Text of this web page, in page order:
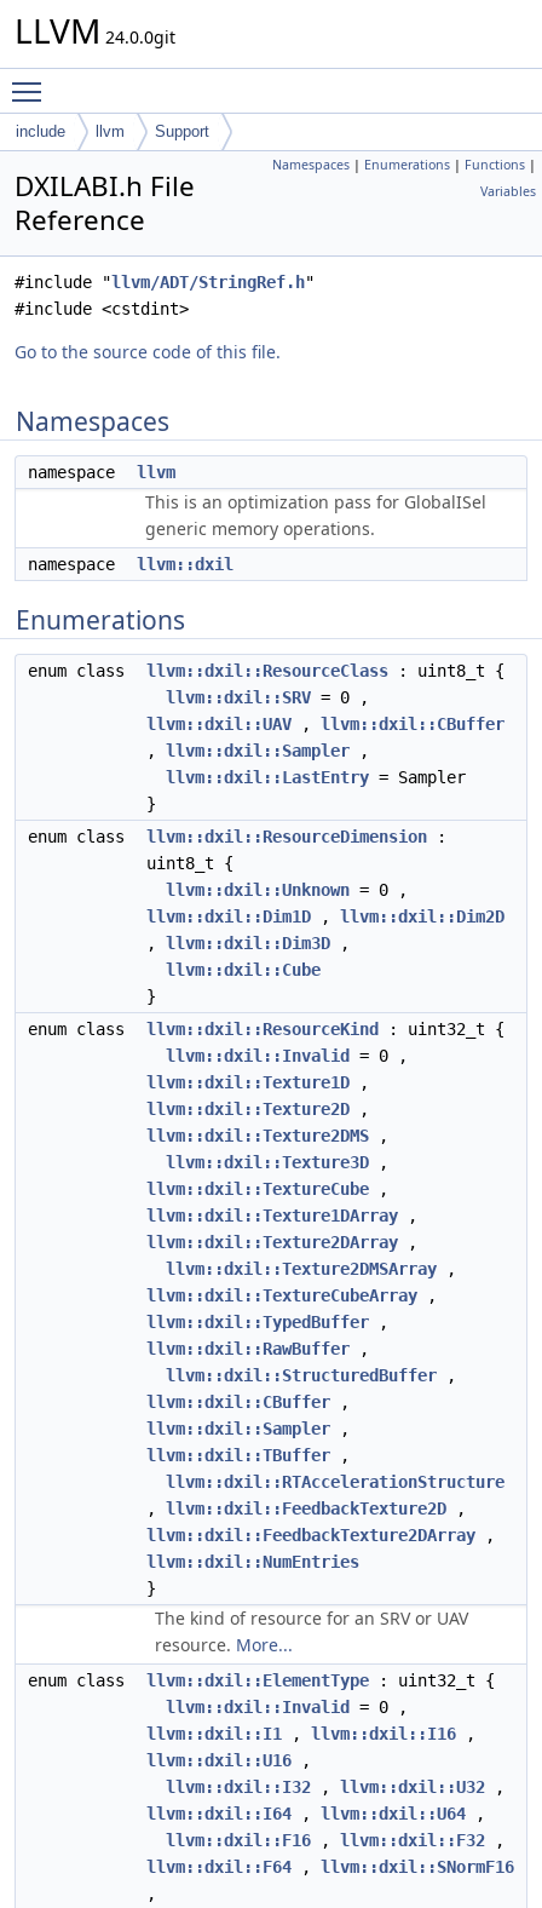
LLVM 24.0.0git
include llvm Support
Namespaces | Enumerations | Functions |
Variables
DXILABI.h File
Reference
#include "llvm/ADT/StringRef.h"
#include <cstdint>
Go to the source code of this file.
Namespaces
namespace llvm
This is an optimization pass for GlobalISel
generic memory operations.
namespace llvm::dxil
Enumerations
enum class llvm::dxil::ResourceClass : uint8_t {
llvm::dxil::SRV = 0 ,
llvm::dxil::UAV , llvm::dxil::CBuffer
, llvm::dxil::Sampler ,
llvm::dxil::LastEntry = Sampler
}
enum class
llvm::dxil::ResourceDimension :
uint8_t {
llvm::dxil::Unknown = 0 ,
llvm::dxil::Dim1D , llvm::dxil::Dim2D
, llvm::dxil::Dim3D ,
llvm::dxil::Cube
}
enum class
llvm::dxil::ResourceKind
: uint32_t {
llvm::dxil::Invalid
= 0 ,
llvm::dxil::Texture1D ,
llvm::dxil::Texture2D ,
llvm::dxil::Texture2DMS ,
llvm::dxil::Texture3D ,
llvm::dxil::TextureCube ,
llvm::dxil::Texture1DArray ,
llvm::dxil::Texture2DArray ,
llvm::dxil::Texture2DMSArray ,
llvm::dxil::TextureCubeArray ,
llvm::dxil::TypedBuffer ,
llvm::dxil::RawBuffer ,
llvm::dxil::StructuredBuffer ,
llvm::dxil::CBuffer ,
llvm::dxil::Sampler ,
llvm::dxil::TBuffer ,
llvm::dxil::RTAccelerationStructure
, llvm::dxil::FeedbackTexture2D ,
llvm::dxil::FeedbackTexture2DArray ,
llvm::dxil::NumEntries
}
The kind of resource for an SRV or UAV
resource. More...
enum class llvm::dxil::ElementType : uint32_t {
llvm::dxil::Invalid
= 0 ,
llvm::dxil::I1
, llvm::dxil::I16 ,
llvm::dxil::U16 ,
llvm::dxil::I32 , llvm::dxil::U32 ,
llvm::dxil::I64 , llvm::dxil::U64 ,
llvm::dxil::F16 , llvm::dxil::F32 ,
llvm::dxil::F64 , llvm::dxil::SNormF16
,